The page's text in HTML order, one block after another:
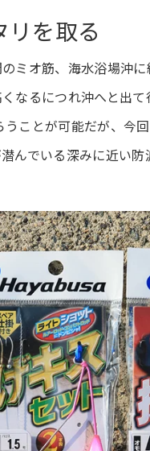
を取る
ミオ筋、海水浴場沖
なるにつれ沖へと出
ことが可能だが、今
んでいる深みに近い